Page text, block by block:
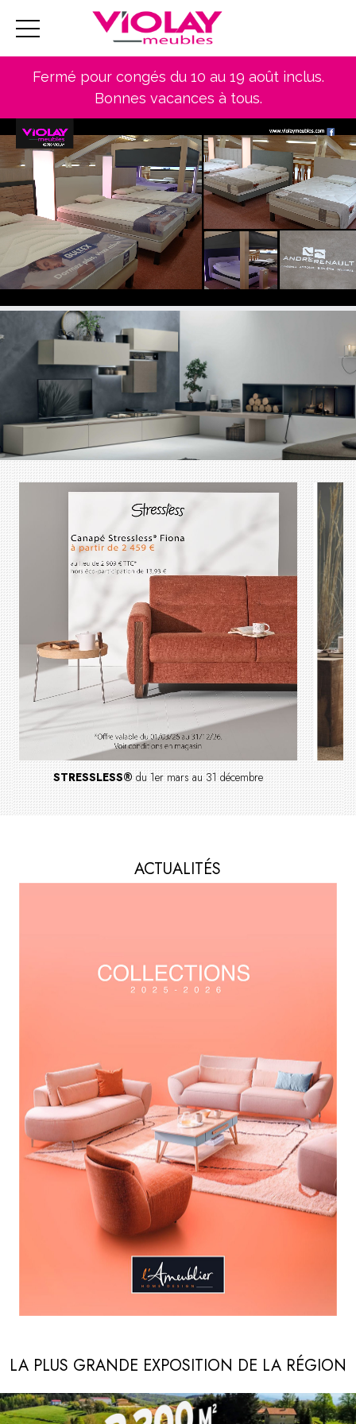
Fermé pour congés du 10 au 19 août inclus.
Bonnes vacances à tous.
STRESSLESS® du 1er mars au 31 décembre
ACTUALITÉS
LA PLUS GRANDE EXPOSITION DE LA RÉGION